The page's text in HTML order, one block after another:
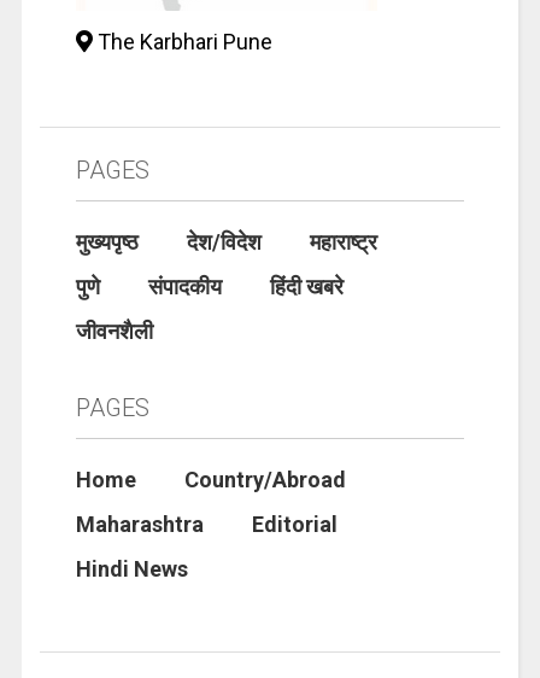
The Karbhari Pune
PAGES
मुख्यपृष्ठ देश/विदेश
महाराष्ट्र
पुणे
संपादकीय
हिंदी खबरे
जीवनशैली
PAGES
Home
Country/Abroad
Maharashtra
Editorial
Hindi News